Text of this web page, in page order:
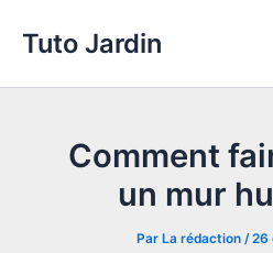
Tuto Jardin
Comment
un mur
Par La rédaction /26